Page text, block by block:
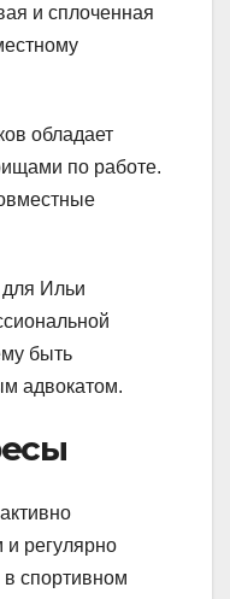
и сплоченная
обладает
по работе.
Ильи
быть
адвокатом.
и регулярно
спортивном